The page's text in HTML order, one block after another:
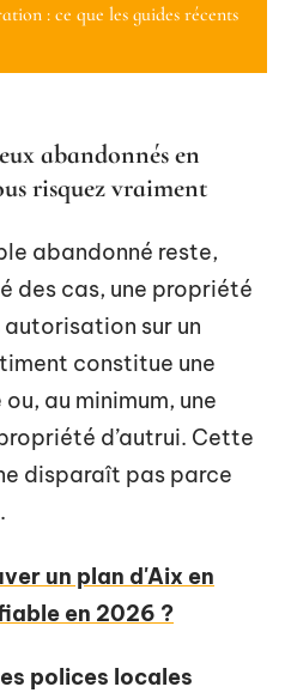
: ce que les guides récents
abandonnés en
risquez vraiment
abandonné reste,
des cas, une propriété
sur un
constitue une
au minimum, une
d’autrui. Cette
disparaît pas parce
un plan d'Aix en
en 2026 ?
polices locales